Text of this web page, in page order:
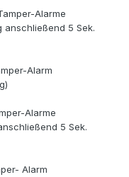
Alarme
anschließend 5 Sek.
Alarm
Alarme
5 Sek.
Alarm